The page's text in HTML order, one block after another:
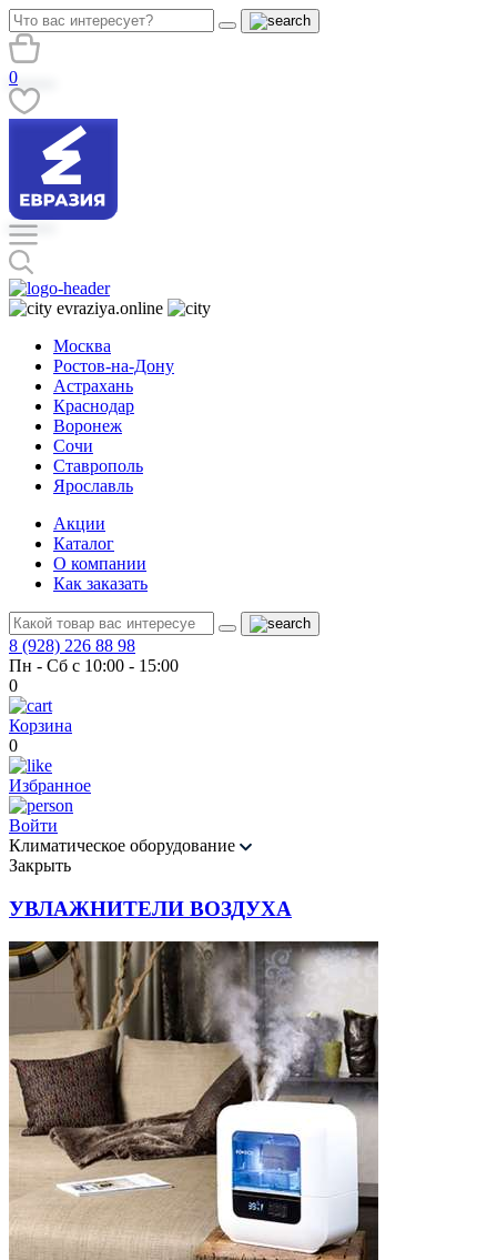
0
evraziya.online
Москва
Ростов-на-Дону
Астрахань
Краснодар
Воронеж
Сочи
Ставрополь
Ярославль
Акции
Каталог
О компании
Как заказать
8 (928) 226 88 98
Пн - Сб с 10:00 - 15:00
0
Корзина
0
Избранное
Войти
Климатическое оборудование
Закрыть
УВЛАЖНИТЕЛИ ВОЗДУХА